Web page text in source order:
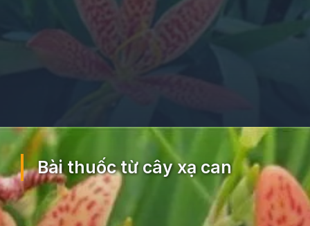
Đang mở https://ocopaz.vn/xa-can-404
Bài thuốc từ cây xạ can